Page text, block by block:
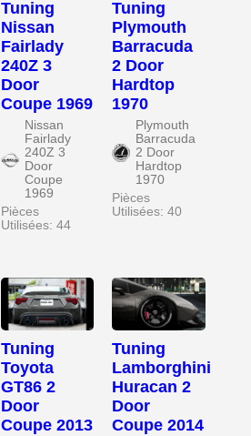
Tuning
Nissan
Fairlady
240Z 3
Door
Coupe 1969
Nissan
Fairlady
240Z 3
Door
Coupe
1969
Pièces
Utilisées: 44
Tuning
Plymouth
Barracuda
2 Door
Hardtop
1970
Plymouth
Barracuda
2 Door
Hardtop
1970
Pièces
Utilisées: 40
Tuning
Toyota
GT86 2
Door
Coupe 2013
Tuning
Lamborghini
Huracan 2
Door
Coupe 2014